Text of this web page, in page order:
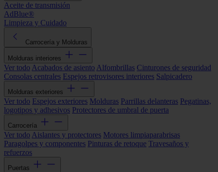
Aceite de transmisión
AdBlue®
Limpieza y Cuidado
Carrocería y Molduras
Molduras interiores
Ver todo Acabados de asiento Alfombrillas Cinturones de seguridad
Consolas centrales Espejos retrovisores interiores Salpicadero
Molduras exteriores
Ver todo Espejos exteriores Molduras Parrillas delanteras Pegatinas,
logotipos y adhesivos Protectores de umbral de puerta
Carrocería
Ver todo Aislantes y protectores Motores limpiaparabrisas
Paragolpes y componentes Pinturas de retoque Travesaños y
refuerzos
Puertas